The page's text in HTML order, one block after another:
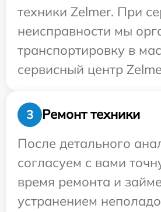
техники Zelmer. При
неисправности мы
транспортировку в
сервисный центр
3
Ремонт техники
После детального
согласуем с вами
время ремонта и
устранением